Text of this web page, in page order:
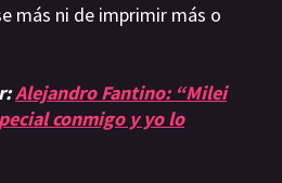
más ni de imprimir más o
Alejandro Fantino: “Milei
conmigo y yo lo